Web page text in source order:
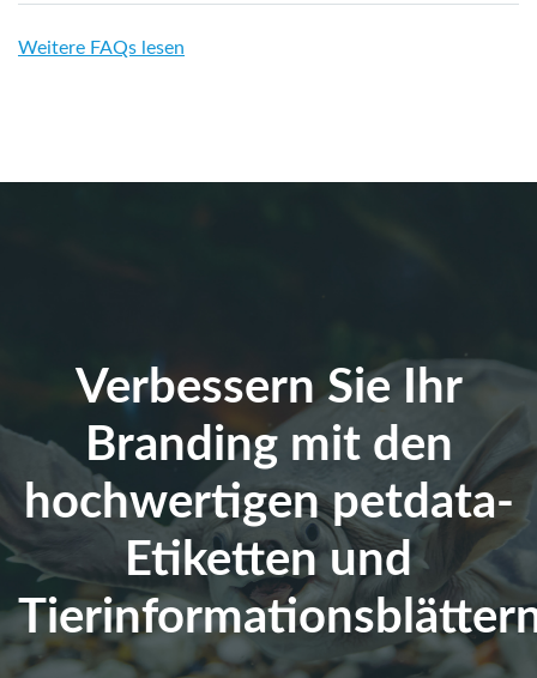
Weitere FAQs lesen
Verbessern Sie Ihr
Branding mit den
hochwertigen petdata-
Etiketten und